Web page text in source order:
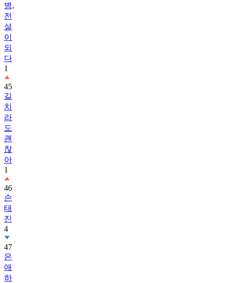
병,
전
설
이
되
다
1
45
길
치
라
도
괜
찮
아
1
46
손
태
진
4
47
은
애
하